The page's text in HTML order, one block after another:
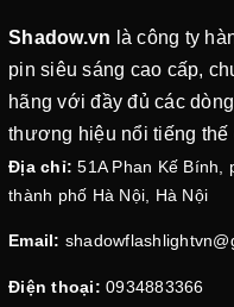
Shadow.vn là công ty
pin siêu sáng cao cấp,
hãng với đầy đủ các
thương hiệu nổi tiếng thế
Địa chỉ: 51A Phan Kế Bính,
thành phố Hà Nội, Hà Nội
Email:
Điện thoại: 0934883366